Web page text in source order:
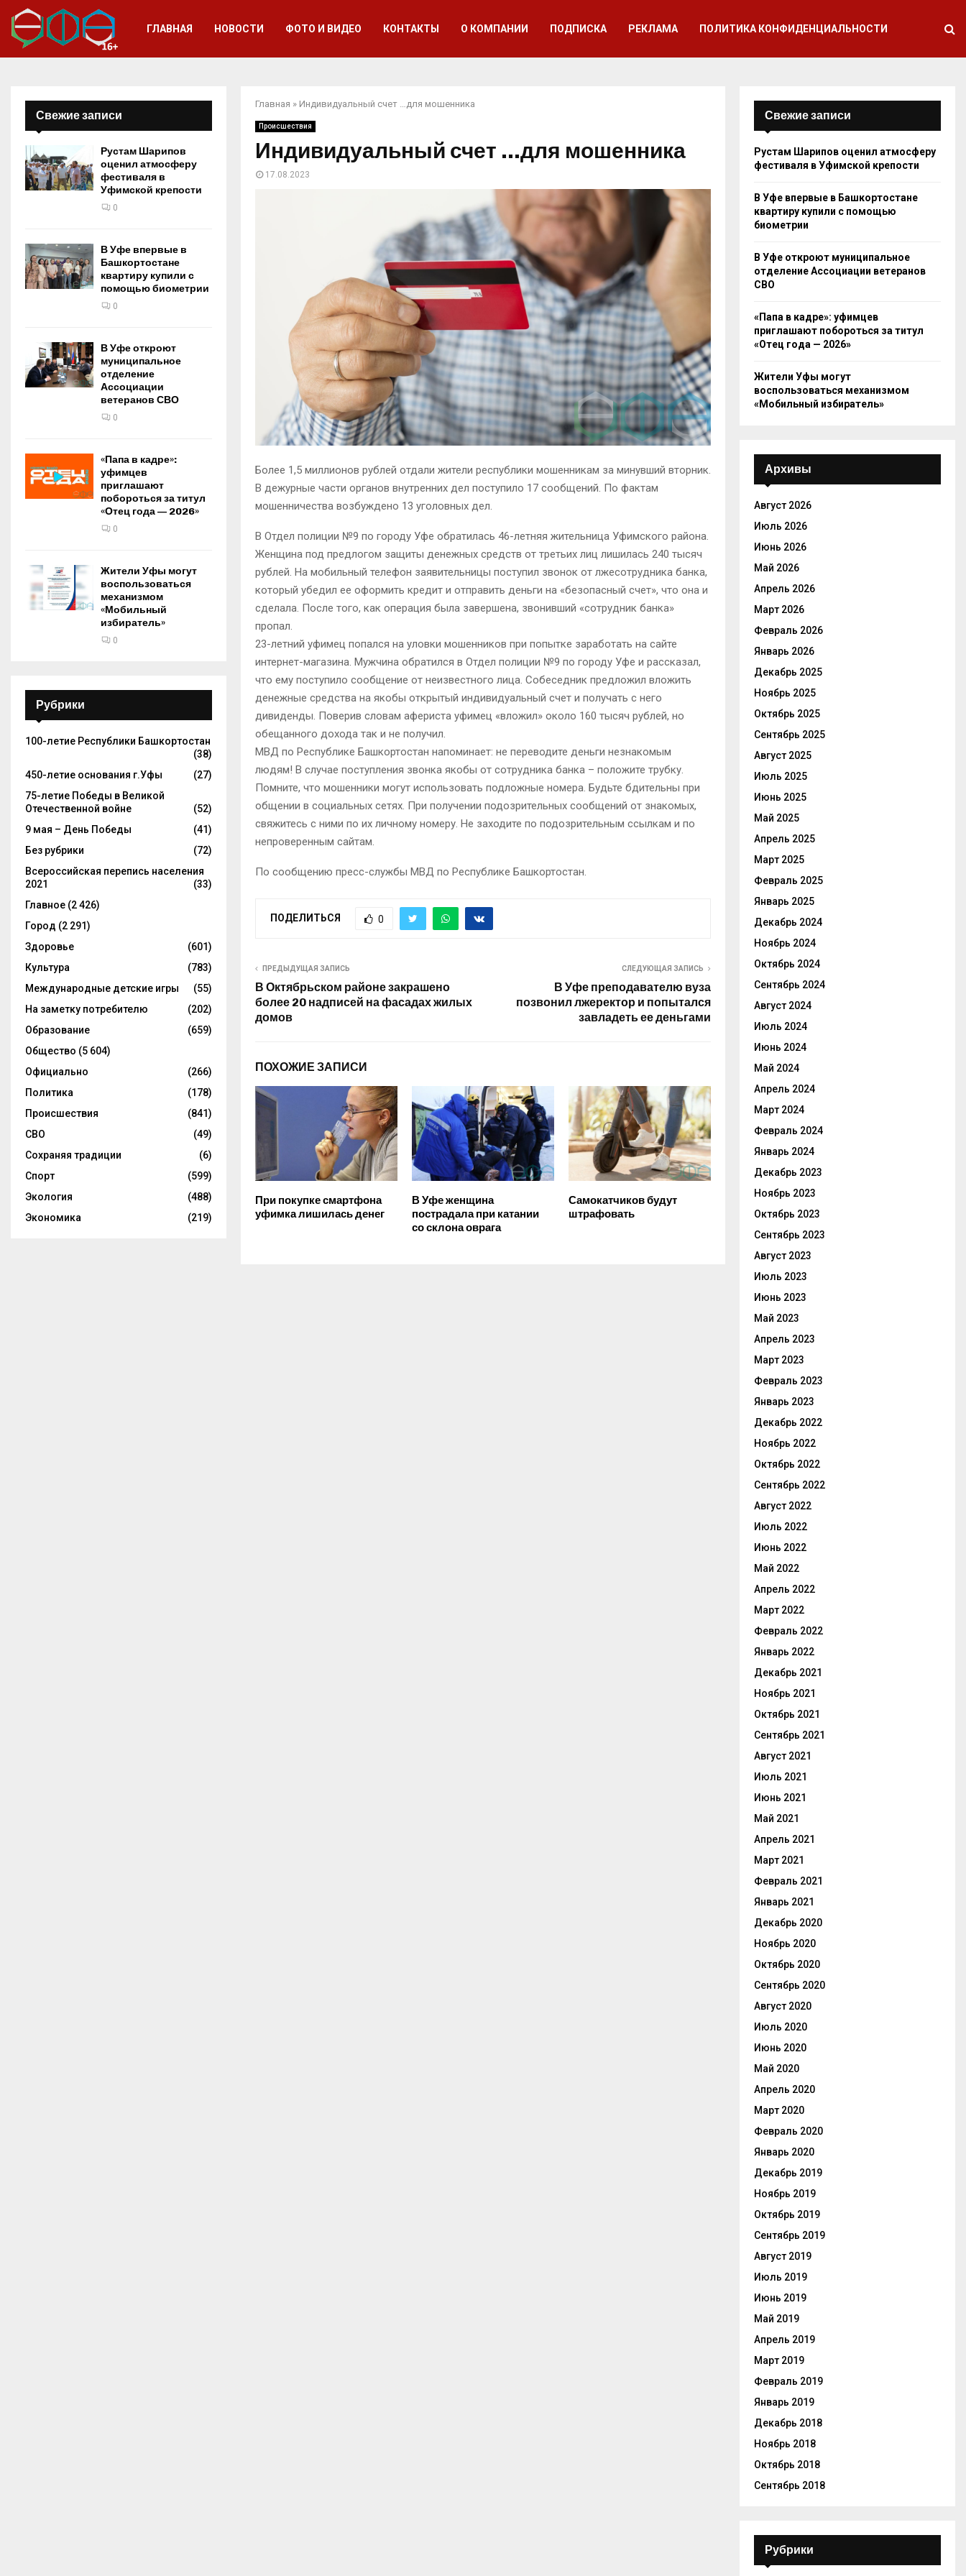
ГЛАВНАЯ НОВОСТИ ФОТО И ВИДЕО КОНТАКТЫ О КОМПАНИИ ПОДПИСКА РЕКЛАМА ПОЛИТИКА КОНФИДЕНЦИАЛЬНОСТИ
Главная » Индивидуальный счет …для мошенника
Происшествия
Индивидуальный счет …для мошенника
17.08.2023
Более 1,5 миллионов рублей отдали жители республики мошенникам за минувший вторник.
В дежурные части органов внутренних дел поступило 17 сообщений. По фактам
мошенничества возбуждено 13 уголовных дел.
В Отдел полиции №9 по городу Уфе обратилась 46-летняя жительница Уфимского района.
Женщина под предлогом защиты денежных средств от третьих лиц лишилась 240 тысяч
рублей. На мобильный телефон заявительницы поступил звонок от лжесотрудника банка,
который убедил ее оформить кредит и отправить деньги на «безопасный счет», что она и
сделала. После того, как операция была завершена, звонивший «сотрудник банка»
пропал.
23-летний уфимец попался на уловки мошенников при попытке заработать на сайте
интернет-магазина. Мужчина обратился в Отдел полиции №9 по городу Уфе и рассказал,
что ему поступило сообщение от неизвестного лица. Собеседник предложил вложить
денежные средства на якобы открытый индивидуальный счет и получать с него
дивиденды. Поверив словам афериста уфимец «вложил» около 160 тысяч рублей, но
обещанного дохода так и не получил.
МВД по Республике Башкортостан напоминает: не переводите деньги незнакомым
людям! В случае поступления звонка якобы от сотрудника банка – положите трубку.
Помните, что мошенники могут использовать подложные номера. Будьте бдительны при
общении в социальных сетях. При получении подозрительных сообщений от знакомых,
свяжитесь с ними по их личному номеру. Не заходите по подозрительным ссылкам и по
непроверенным сайтам.
По сообщению пресс-службы МВД по Республике Башкортостан.
ПОДЕЛИТЬСЯ 0
ПРЕДЫДУЩАЯ ЗАПИСЬ
В Октябрьском районе закрашено
более 20 надписей на фасадах жилых
домов
СЛЕДУЮЩАЯ ЗАПИСЬ
В Уфе преподавателю вуза
позвонил лжеректор и попытался
завладеть ее деньгами
ПОХОЖИЕ ЗАПИСИ
При покупке смартфона
уфимка лишилась денег
В Уфе женщина
пострадала при катании
со склона оврага
Самокатчиков будут
штрафовать
Свежие записи
Рустам Шарипов
оценил атмосферу
фестиваля в
Уфимской крепости
0
В Уфе впервые в
Башкортостане
квартиру купили с
помощью биометрии
0
В Уфе откроют
муниципальное
отделение
Ассоциации
ветеранов СВО
0
«Папа в кадре»:
уфимцев
приглашают
побороться за титул
«Отец года — 2026»
0
Жители Уфы могут
воспользоваться
механизмом
«Мобильный
избиратель»
0
Рубрики
100-летие Республики Башкортостан
(38)
450-летие основания г.Уфы
(27)
75-летие Победы в Великой
Отечественной войне
(52)
9 мая – День Победы
(41)
Без рубрики
(72)
Всероссийская перепись населения
2021
(33)
Главное (2 426)
Город (2 291)
Здоровье
(601)
Культура
(783)
Международные детские игры
(55)
На заметку потребителю
(202)
Образование
(659)
Общество (5 604)
Официально
(266)
Политика
(178)
Происшествия
(841)
СВО
(49)
Сохраняя традиции
(6)
Спорт
(599)
Экология
(488)
Экономика
(219)
Свежие записи
Рустам Шарипов оценил атмосферу
фестиваля в Уфимской крепости
В Уфе впервые в Башкортостане
квартиру купили с помощью
биометрии
В Уфе откроют муниципальное
отделение Ассоциации ветеранов
СВО
«Папа в кадре»: уфимцев
приглашают побороться за титул
«Отец года — 2026»
Жители Уфы могут
воспользоваться механизмом
«Мобильный избиратель»
Архивы
Август 2026
Июль 2026
Июнь 2026
Май 2026
Апрель 2026
Март 2026
Февраль 2026
Январь 2026
Декабрь 2025
Ноябрь 2025
Октябрь 2025
Сентябрь 2025
Август 2025
Июль 2025
Июнь 2025
Май 2025
Апрель 2025
Март 2025
Февраль 2025
Январь 2025
Декабрь 2024
Ноябрь 2024
Октябрь 2024
Сентябрь 2024
Август 2024
Июль 2024
Июнь 2024
Май 2024
Апрель 2024
Март 2024
Февраль 2024
Январь 2024
Декабрь 2023
Ноябрь 2023
Октябрь 2023
Сентябрь 2023
Август 2023
Июль 2023
Июнь 2023
Май 2023
Апрель 2023
Март 2023
Февраль 2023
Январь 2023
Декабрь 2022
Ноябрь 2022
Октябрь 2022
Сентябрь 2022
Август 2022
Июль 2022
Июнь 2022
Май 2022
Апрель 2022
Март 2022
Февраль 2022
Январь 2022
Декабрь 2021
Ноябрь 2021
Октябрь 2021
Сентябрь 2021
Август 2021
Июль 2021
Июнь 2021
Май 2021
Апрель 2021
Март 2021
Февраль 2021
Январь 2021
Декабрь 2020
Ноябрь 2020
Октябрь 2020
Сентябрь 2020
Август 2020
Июль 2020
Июнь 2020
Май 2020
Апрель 2020
Март 2020
Февраль 2020
Январь 2020
Декабрь 2019
Ноябрь 2019
Октябрь 2019
Сентябрь 2019
Август 2019
Июль 2019
Июнь 2019
Май 2019
Апрель 2019
Март 2019
Февраль 2019
Январь 2019
Декабрь 2018
Ноябрь 2018
Октябрь 2018
Сентябрь 2018
Рубрики